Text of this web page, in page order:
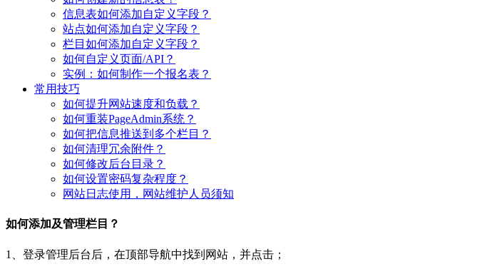
信息表如何添加自定义字段？
站点如何添加自定义字段？
栏目如何添加自定义字段？
如何自定义页面/API？
实例：如何制作一个报名表？
常用技巧
如何提升网站速度和负载？
如何重装PageAdmin系统？
如何把信息推送到多个栏目？
如何清理冗余附件？
如何修改后台目录？
如何设置密码复杂程度？
网站日志使用，网站维护人员须知
如何添加及管理栏目？
1、登录管理后台后，在顶部导航中找到网站，并点击；